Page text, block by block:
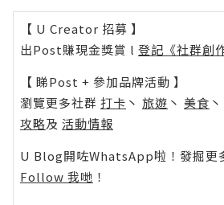
【 U Creator 招募 】
出Post賺現金獎賞 l 登記《社群創
【 睇Post + 參加品牌活動 】
瀏覽更多社群 打卡 丶 旅遊 丶 美食 丶
攻略及 活動情報
U Blog開咗WhatsApp啦！發掘更
Follow 我哋 ！